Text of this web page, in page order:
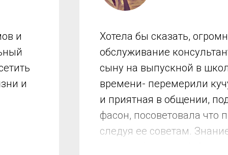
и
и
Хотела бы сказать,
обслуживание
сыну на выпускной в
времени- перемерили
и приятная в общении,
фасон, посоветовала что
следуя ее советам.